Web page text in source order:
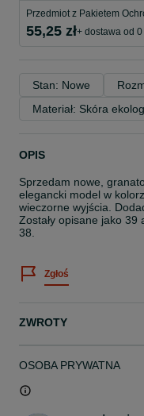
Przedmiot z Pakietem
55,25 zł+ dostawa od 0
Stan: Nowe
Materiał: Skóra
OPIS
Sprzedam nowe,
elegancki model w
wieczorne wyjścia.
Zostały opisane jako
38.
Zgłoś
ZWROTY
OSOBA PRYWATNA